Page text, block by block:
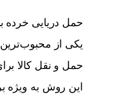
یکی از
حمل و نقل کالا
این روش به ویژه